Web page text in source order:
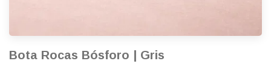
Bota Rocas Bósforo | Gris